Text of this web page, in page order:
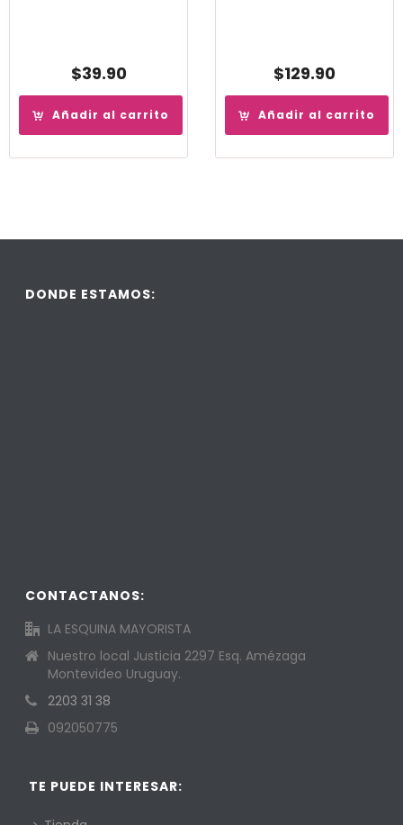
$39.90
Añadir al carrito
$129.90
Añadir al carrito
DONDE ESTAMOS:
CONTACTANOS:
LA ESQUINA MAYORISTA
Nuestro local Justicia 2297 Esq. Amézaga
Montevideo Uruguay.
2203 31 38
092050775
TE PUEDE INTERESAR: